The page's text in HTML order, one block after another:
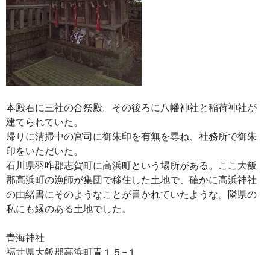
本殿右に三社の合祭殿。その後ろに八幡神社と稲荷神社が
建てられていた。
帰りに清掃中の宮司に御朱印を有無を尋ね、社務所で御朱
印をいただいた。
石川県羽咋郡志賀町に高浜町という場所がある。ここ大飯
郡高浜町の漁師が集団で移住した土地で、確かに高浜神社
の由緒書にそのようなことが書かれていたような。隣県の
私にも縁のある土地でした。
青海神社
福井県大飯郡高浜町青１５−１